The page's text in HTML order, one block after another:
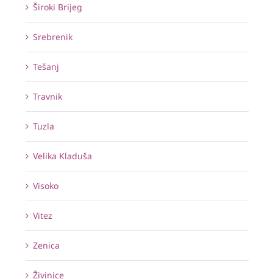
Široki Brijeg
Srebrenik
Tešanj
Travnik
Tuzla
Velika Kladuša
Visoko
Vitez
Zenica
Živinice